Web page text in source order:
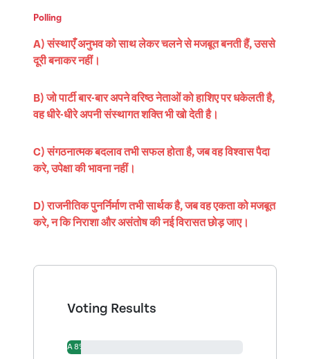
Polling
A) संस्थाएँ अनुभव को साथ लेकर चलने से मजबूत बनती हैं, उससे
दूरी बनाकर नहीं।
B) जो पार्टी बार-बार अपने वरिष्ठ नेताओं को हाशिए पर धकेलती है,
वह धीरे-धीरे अपनी संस्थागत शक्ति भी खो देती है।
C) संगठनात्मक बदलाव तभी सफल होता है, जब वह विश्वास पैदा
करे, उपेक्षा की भावना नहीं।
D) राजनीतिक पुनर्निर्माण तभी सार्थक है, जब वह एकता को मजबूत
करे, न कि निराशा और असंतोष की नई विरासत छोड़ जाए।
Voting Results
A 8%